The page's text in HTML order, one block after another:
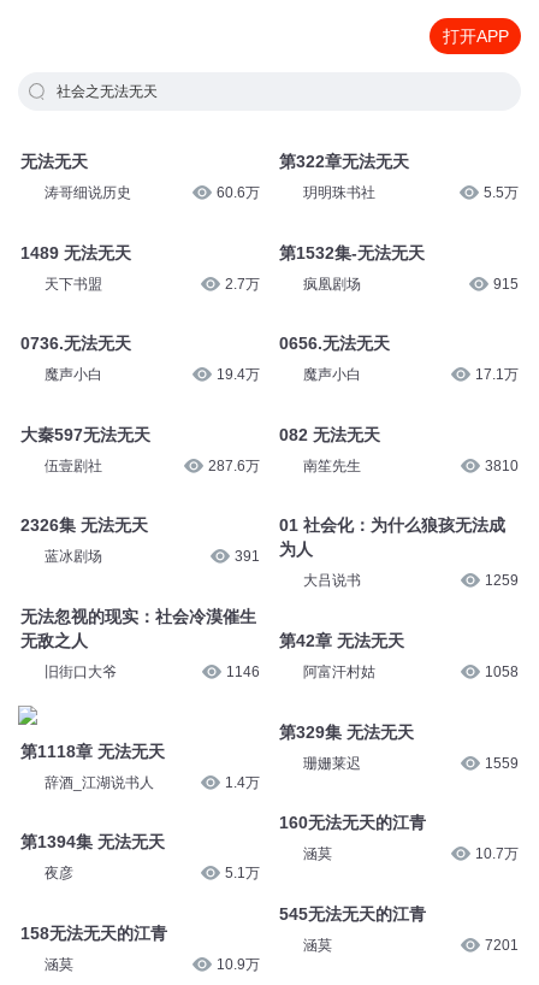
打开APP
社会之无法无天
无法无天
涛哥细说历史 60.6万
1489 无法无天
天下书盟 2.7万
0736.无法无天
魔声小白 19.4万
大秦597无法无天
伍壹剧社 287.6万
2326集 无法无天
蓝冰剧场 391
无法忽视的现实：社会冷漠催生
无敌之人
旧街口大爷 1146
第1118章 无法无天
辞酒_江湖说书人 1.4万
第1394集 无法无天
夜彦 5.1万
158无法无天的江青
涵莫 10.9万
第322章无法无天
玥明珠书社 5.5万
第1532集-无法无天
疯凰剧场 915
0656.无法无天
魔声小白 17.1万
082 无法无天
南笙先生 3810
01 社会化：为什么狼孩无法成
为人
大吕说书 1259
第42章 无法无天
阿富汗村姑 1058
第329集 无法无天
珊姗莱迟 1559
160无法无天的江青
涵莫 10.7万
545无法无天的江青
涵莫 7201